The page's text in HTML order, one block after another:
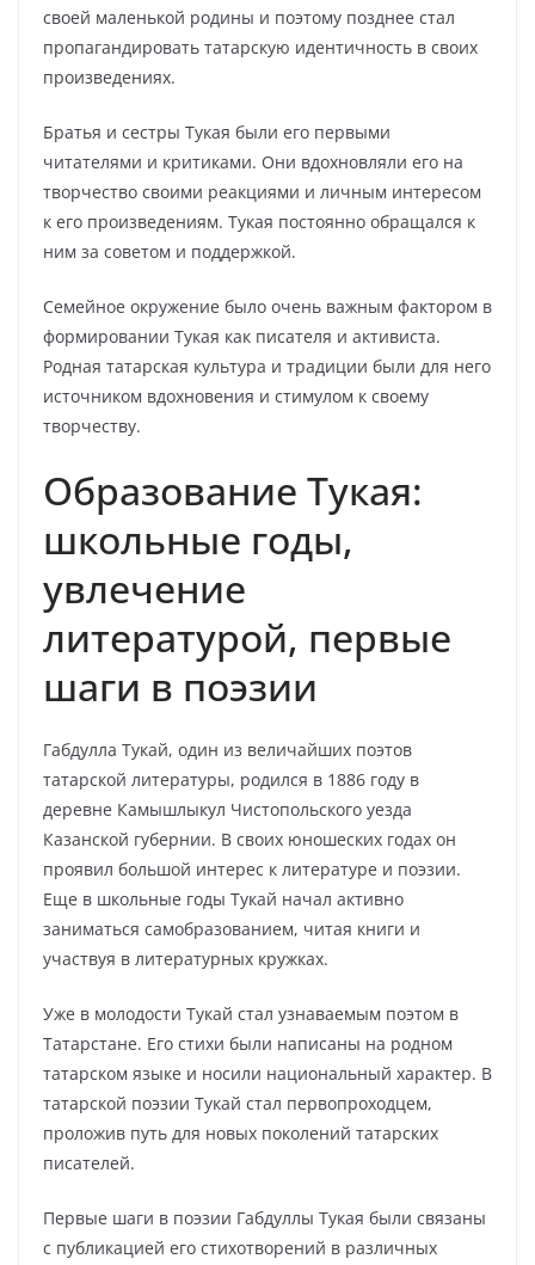
своей маленькой родины и поэтому позднее стал
пропагандировать татарскую идентичность в своих
произведениях.
Братья и сестры Тукая были его первыми
читателями и критиками. Они вдохновляли его на
творчество своими реакциями и личным интересом
к его произведениям. Тукая постоянно обращался к
ним за советом и поддержкой.
Семейное окружение было очень важным фактором в
формировании Тукая как писателя и активиста.
Родная татарская культура и традиции были для него
источником вдохновения и стимулом к своему
творчеству.
Образование Тукая:
школьные годы,
увлечение
литературой, первые
шаги в поэзии
Габдулла Тукай, один из величайших поэтов
татарской литературы, родился в 1886 году в
деревне Камышлыкул Чистопольского уезда
Казанской губернии. В своих юношеских годах он
проявил большой интерес к литературе и поэзии.
Еще в школьные годы Тукай начал активно
заниматься самобразованием, читая книги и
участвуя в литературных кружках.
Уже в молодости Тукай стал узнаваемым поэтом в
Татарстане. Его стихи были написаны на родном
татарском языке и носили национальный характер. В
татарской поэзии Тукай стал первопроходцем,
проложив путь для новых поколений татарских
писателей.
Первые шаги в поэзии Габдуллы Тукая были связаны
с публикацией его стихотворений в различных